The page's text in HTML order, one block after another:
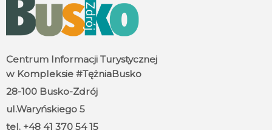
Centrum Informacji Turystycznej
w Kompleksie #TężniaBusko
28-100 Busko-Zdrój
ul.Waryńskiego 5
tel. +48 41 370 54 15